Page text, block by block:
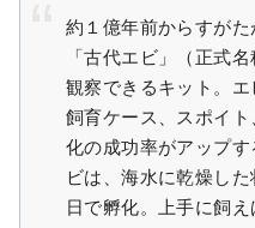
約１億年前からすが
「古代エビ」（正式
観察できるキット。エ
飼育ケース、スポイ
化の成功率がアップす
ビは、海水に乾燥し
日で孵化。上手に飼え